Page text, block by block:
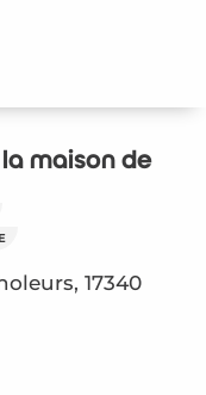
maison de
17340